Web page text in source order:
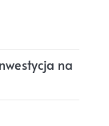
na